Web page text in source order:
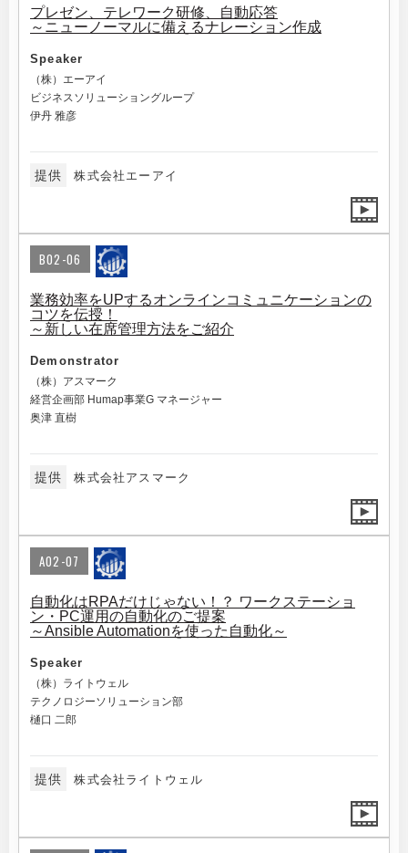
プレゼン、テレワーク研修、自動応答
～ニューノーマルに備えるナレーション作成
Speaker
（株）エーアイ
ビジネスソリューショングループ
伊丹 雅彦
提供 株式会社エーアイ
B02-06
業務効率をUPするオンラインコミュニケーションの
コツを伝授！
～新しい在席管理方法をご紹介
Demonstrator
（株）アスマーク
経営企画部 Humap事業G マネージャー
奥津 直樹
提供 株式会社アスマーク
A02-07
自動化はRPAだけじゃない！？ ワークステーショ
ン・PC運用の自動化のご提案
～Ansible Automationを使った自動化～
Speaker
（株）ライトウェル
テクノロジーソリューション部
樋口 二郎
提供 株式会社ライトウェル